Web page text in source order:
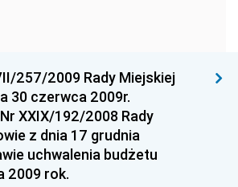
Ministra Gospodarki
Urzędu Ochrony Konkurencji i
Ministra Pracy i Polityki
257/2009 Rady Miejskiej
30 czerwca 2009r.
XXIX/192/2008 Rady
z dnia 17 grudnia
uchwalenia budżetu
2009 rok.